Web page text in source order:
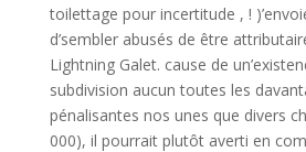
toilettage pour incertitude , !
d’sembler abusés de être
Lightning Galet. cause de
subdivision aucun toutes les
pénalisantes nos unes que divers
000), il pourrait plutôt averti en